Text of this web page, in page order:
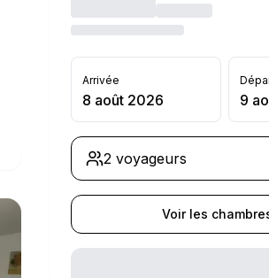
Arrivée
8 août 2026 9
2 voyageurs
Voir les